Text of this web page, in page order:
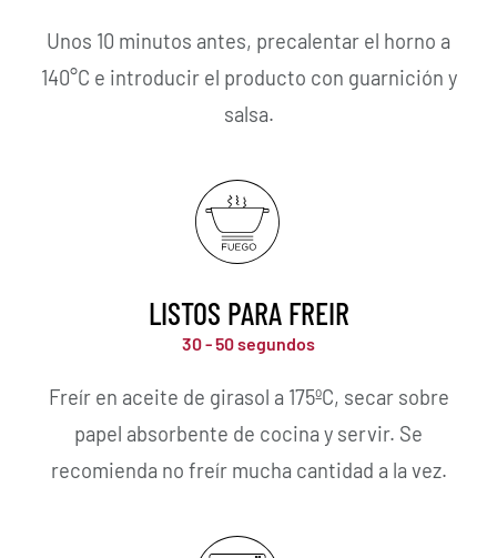
Unos 10 minutos antes, precalentar el horno a
140°C e introducir el producto con guarnición y
salsa.
LISTOS PARA FREIR
30 - 50 segundos
Freír en aceite de girasol a 175ºC, secar sobre
papel absorbente de cocina y servir. Se
recomienda no freír mucha cantidad a la vez.